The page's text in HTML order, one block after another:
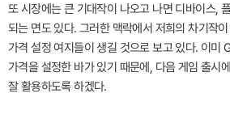
또 시장에는 큰 기대작이 나오고 나면 디바이스,
되는 면도 있다. 그러한 맥락에서 저희의 차기작
가격 설정 여지들이 생길 것으로 보고 있다. 이미
가격을 설정한 바가 있기 때문에, 다음 게임 출시
잘 활용하도록 하겠다.